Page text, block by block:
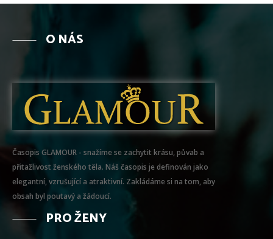
O NÁS
Časopis GLAMOUR - snažíme se zachytit krásu, půvab a
přitažlivost ženského těla. Náš časopis je definován jako
elegantní, vzrušující a atraktivní. Zakládáme si na tom, aby
obsah byl poutavý a žádoucí.
PRO ŽENY